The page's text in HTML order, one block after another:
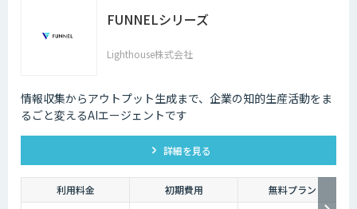
可能にする機能も重要です。専門スキルを持ったオペレーターがチャット
による対応を行うとともに、その中で得られたナレッジを蓄積していくこ
とで、運用開始後の回答精度の維持と向上につながります。AIと専門家と
の連携が、自動回答率を高めるサイクルを回します。また、蓄積されたナ
対する回答候補をオペレーターに提示するサービスにも活用することが可
能です。回答内容の候補や関連する資料を瞬時に画面に表示できるように
なった結果、回答にかかる時間の短縮でき、顧客からの電話のつながりや
すさが改善されるのです。
FUNNELシリーズ
Lighthouse株式会社
情報収集からアウトプット生成まで、企業の知的生産活動をま
るごと変えるAIエージェントです
詳細を見る
利用料金 初期費用
無料プラン